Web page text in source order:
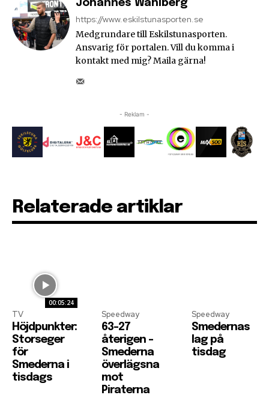
Johannes Wahlberg
https://www.eskilstunasporten.se
Medgrundare till Eskilstunasporten.
Ansvarig för portalen. Vill du komma i
kontakt med mig? Maila gärna!
- Reklam -
Relaterade artiklar
00:05:24
TV
Höjdpunkter:
Storseger
för
Smederna i
tisdags
Speedway
63-27
återigen –
Smederna
överlägsna
mot
Piraterna
Speedway
Smedernas
lag på
tisdag